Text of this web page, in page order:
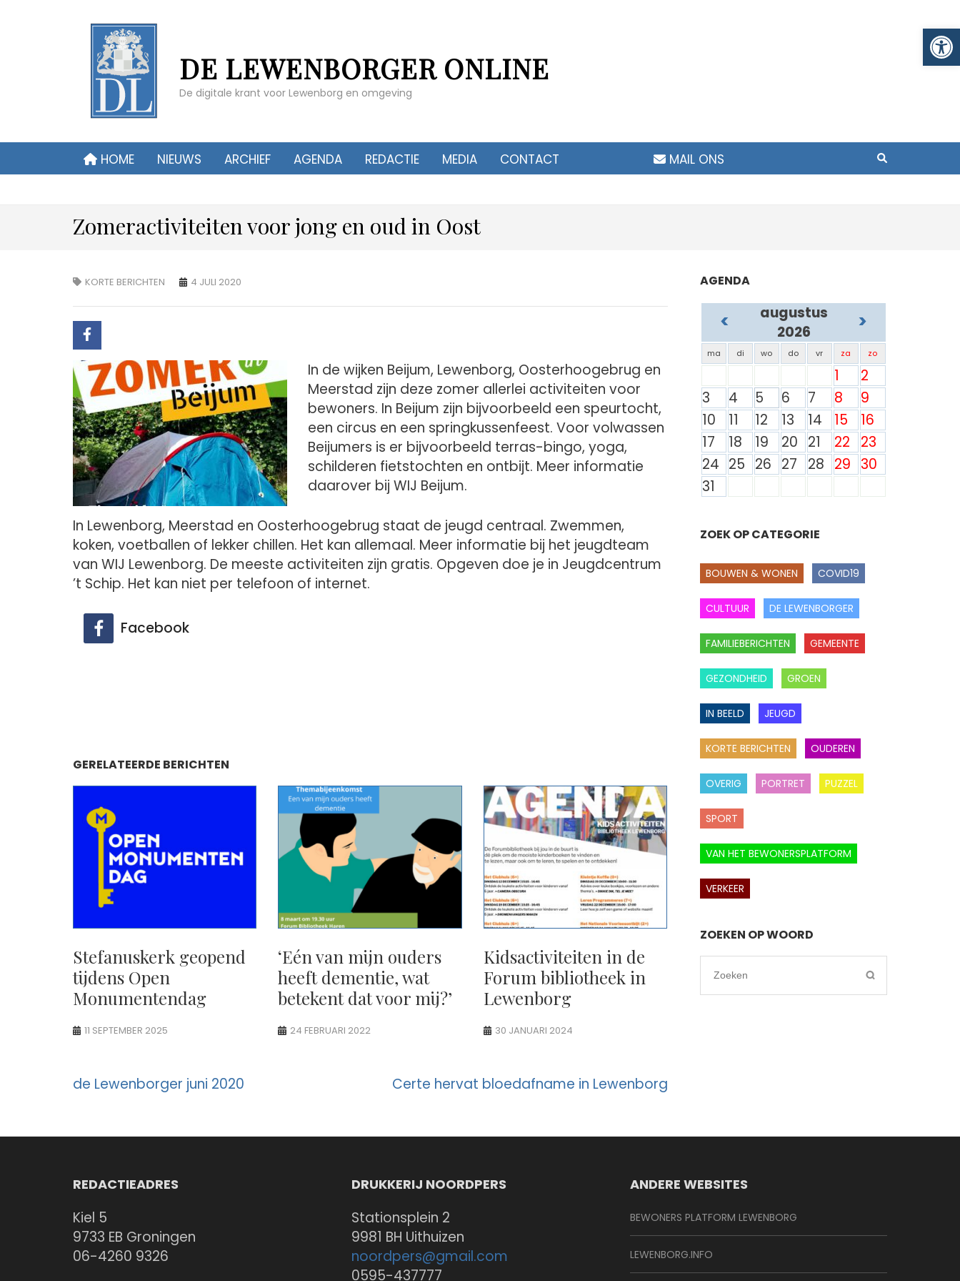
DE LEWENBORGER ONLINE
De digitale krant voor Lewenborg en omgeving
HOME NIEUWS ARCHIEF AGENDA REDACTIE MEDIA CONTACT MAIL ONS
Zomeractiviteiten voor jong en oud in Oost
KORTE BERICHTEN 4 JULI 2020
In de wijken Beijum, Lewenborg, Oosterhoogebrug en
Meerstad zijn deze zomer allerlei activiteiten voor
bewoners. In Beijum zijn bijvoorbeeld een speurtocht,
een circus en een springkussenfeest. Voor volwassen
Beijumers is er bijvoorbeeld terras-bingo, yoga,
schilderen fietstochten en ontbijt. Meer informatie
daarover bij WIJ Beijum.
In Lewenborg, Meerstad en Oosterhoogebrug staat de jeugd centraal. Zwemmen,
koken, voetballen of lekker chillen. Het kan allemaal. Meer informatie bij het jeugdteam
van WIJ Lewenborg. De meeste activiteiten zijn gratis. Opgeven doe je in Jeugdcentrum
’t Schip. Het kan niet per telefoon of internet.
Facebook
GERELATEERDE BERICHTEN
Stefanuskerk geopend
tijdens Open
Monumentendag
11 SEPTEMBER 2025
‘Eén van mijn ouders
heeft dementie, wat
betekent dat voor mij?’
24 FEBRUARI 2022
Kidsactiviteiten in de
Forum bibliotheek in
Lewenborg
30 JANUARI 2024
Berichtnavigatie
de Lewenborger juni 2020 Certe hervat bloedafname in Lewenborg
AGENDA
<
augustus
2026
>
ma di wo do vr za zo
1
2
3
4 5 6 7 8
9
10
11 12 13 14 15
16
17
18 19 20 21 22
23
24 25 26 27 28 29 30
31
ZOEK OP CATEGORIE
BOUWEN & WONEN COVID19
CULTUUR DE LEWENBORGER
FAMILIEBERICHTEN GEMEENTE
GEZONDHEID GROEN
IN BEELD JEUGD
KORTE BERICHTEN OUDEREN
OVERIG PORTRET PUZZEL
SPORT
VAN HET BEWONERSPLATFORM
VERKEER
ZOEKEN OP WOORD
Search
for:
REDACTIEADRES
Kiel 5
9733 EB Groningen
06-4260 9326
DRUKKERIJ NOORDPERS
Stationsplein 2
9981 BH Uithuizen
noordpers@gmail.com
0595-437777
ANDERE WEBSITES
BEWONERS PLATFORM LEWENBORG
LEWENBORG.INFO